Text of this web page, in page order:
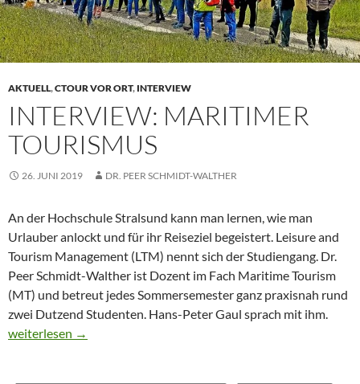
AKTUELL,CTOUR VOR ORT, INTERVIEW
INTERVIEW: MARITIMER
TOURISMUS
26. JUNI 2019 DR. PEER SCHMIDT-WALTHER
An der Hochschule Stralsund kann man lernen, wie man
Urlauber anlockt und für ihr Reiseziel begeistert. Leisure and
Tourism Management (LTM) nennt sich der Studiengang. Dr.
Peer Schmidt-Walther ist Dozent im Fach Maritime Tourism
(MT) und betreut jedes Sommersemester ganz praxisnah rund
zwei Dutzend Studenten. Hans-Peter Gaul sprach mit ihm.
Interview: Maritimer Tourismus
weiterlesen →